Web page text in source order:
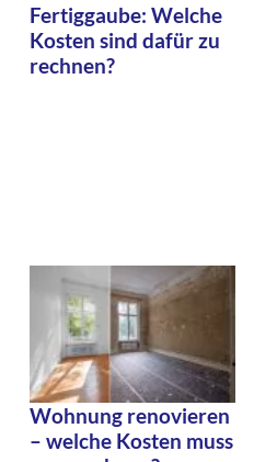
Fertiggaube: Welche
Kosten sind dafür zu
rechnen?
Wohnung renovieren
– welche Kosten muss